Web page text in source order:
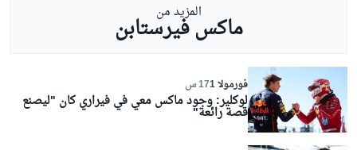
المزيد من
ماكس فيرستابن
فورمولا 1 17 س
لوكلير: وجود ماكس معي في فيراري كان "ليصنع
قصة رائعة"